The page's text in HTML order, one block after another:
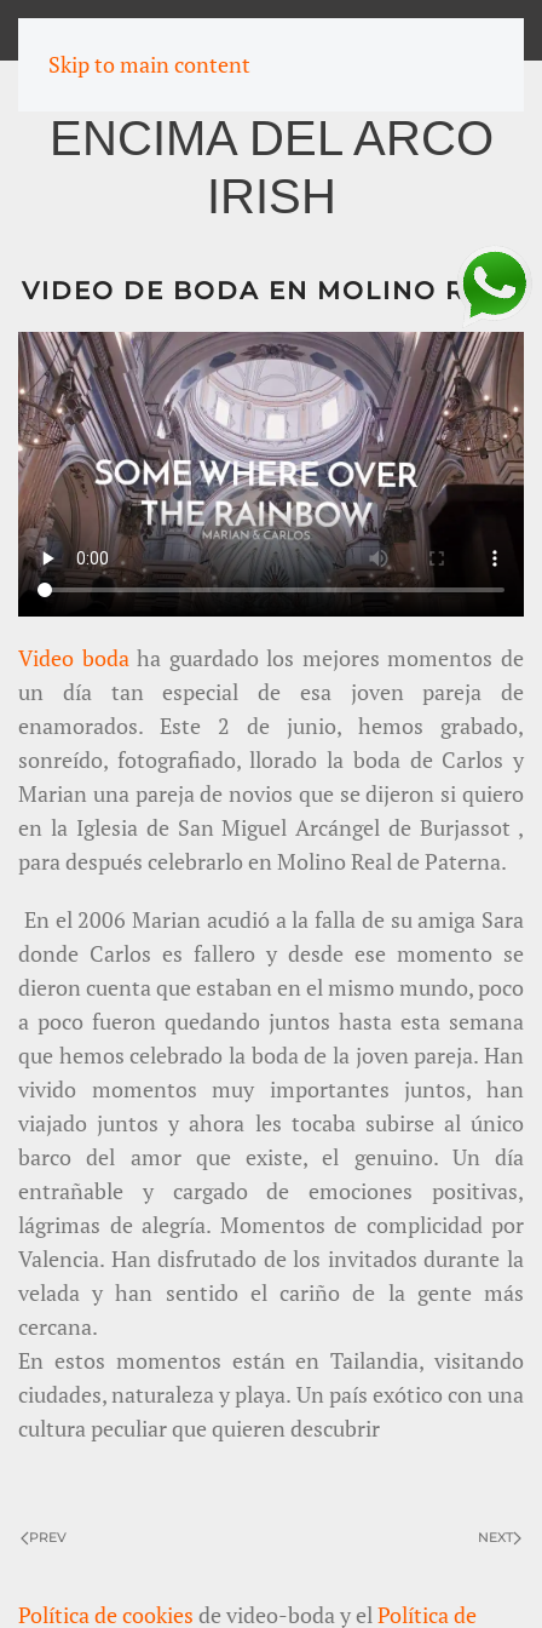
Skip to main content
ENCIMA DEL ARCO
IRISH
VIDEO DE BODA EN MOLINO REAL
Video bodaha guardado los mejores momentos de
un día tan especial de esa joven pareja de
enamorados. Este 2 de junio, hemos grabado,
sonreído, fotografiado, llorado la boda de Carlos y
Marian una pareja de novios que se dijeron si quiero
en la Iglesia de San Miguel Arcángel de Burjassot ,
para después celebrarlo en Molino Real de Paterna.
En el 2006 Marian acudió a la falla de su amiga Sara
donde Carlos es fallero y desde ese momento se
dieron cuenta que estaban en el mismo mundo, poco
a poco fueron quedando juntos hasta esta semana
que hemos celebrado la boda de la joven pareja. Han
vivido momentos muy importantes juntos, han
viajado juntos y ahora les tocaba subirse al único
barco del amor que existe, el genuino. Un día
entrañable y cargado de emociones positivas,
lágrimas de alegría. Momentos de complicidad por
Valencia. Han disfrutado de los invitados durante la
velada y han sentido el cariño de la gente más
cercana.
En estos momentos están en Tailandia, visitando
ciudades, naturaleza y playa. Un país exótico con una
cultura peculiar que quieren descubrir
PREV NEXT
Política de cookies de video-boda y elPolítica de